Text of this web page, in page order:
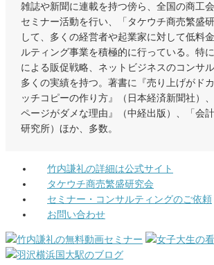
雑誌や新聞に連載を持つ傍ら、全国の商工
セミナー活動を行い、「タケウチ商売繁盛
して、多くの経営者や起業家に対して低料
ルティング事業を積極的に行っている。特
による販促戦略、ネットビジネスのコンサル
多くの実績を持つ。著書に『売り上げがド
ッチコピーの作り方』（日本経済新聞社）
ページがダメな理由』（中経出版）、「会
研究所）ほか、多数。
竹内謙礼の詳細は公式サイト
タケウチ商売繁盛研究会
セミナー・コンサルティングのご依頼
お問い合わせ